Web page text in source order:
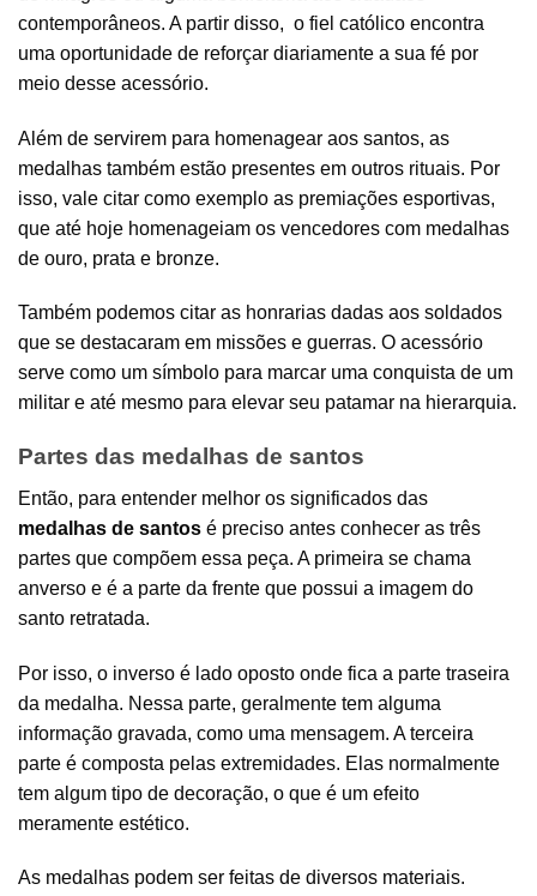
contemporâneos. A partir disso, o fiel católico encontra
uma oportunidade de reforçar diariamente a sua fé por
meio desse acessório.
Além de servirem para homenagear aos santos, as
medalhas também estão presentes em outros rituais. Por
isso, vale citar como exemplo as premiações esportivas,
que até hoje homenageiam os vencedores com medalhas
de ouro, prata e bronze.
Também podemos citar as honrarias dadas aos soldados
que se destacaram em missões e guerras. O acessório
serve como um símbolo para marcar uma conquista de um
militar e até mesmo para elevar seu patamar na hierarquia.
Partes das medalhas de santos
Então, para entender melhor os significados das
medalhas de santos é preciso antes conhecer as três
partes que compõem essa peça. A primeira se chama
anverso e é a parte da frente que possui a imagem do
santo retratada.
Por isso, o inverso é lado oposto onde fica a parte traseira
da medalha. Nessa parte, geralmente tem alguma
informação gravada, como uma mensagem. A terceira
parte é composta pelas extremidades. Elas normalmente
tem algum tipo de decoração, o que é um efeito
meramente estético.
As medalhas podem ser feitas de diversos materiais.